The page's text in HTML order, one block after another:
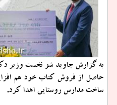
حاصل از فروش كتاب خود هم
ساخت مدارس روستایی اهدا كرد.